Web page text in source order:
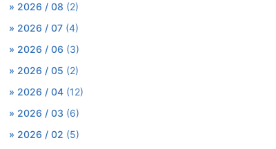
2026 / 08 (2)
2026 / 07 (4)
2026 / 06 (3)
2026 / 05 (2)
2026 / 04 (12)
2026 / 03 (6)
2026 / 02 (5)